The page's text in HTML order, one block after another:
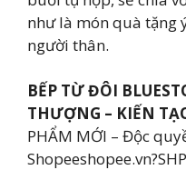
như là món quà tặng
người thân.
BẾP TỪ ĐÔI
THƯỢNG – KIẾN
PHẨM MỚI – Độc